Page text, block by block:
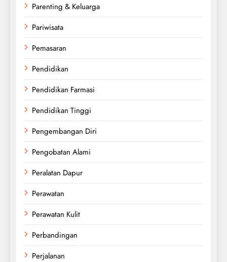
Parenting & Keluarga
Pariwisata
Pemasaran
Pendidikan
Pendidikan Farmasi
Pendidikan Tinggi
Pengembangan Diri
Pengobatan Alami
Peralatan Dapur
Perawatan
Perawatan Kulit
Perbandingan
Perjalanan